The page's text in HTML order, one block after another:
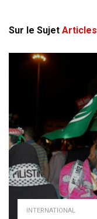
Sur le Sujet Articles
INTERNATIONAL